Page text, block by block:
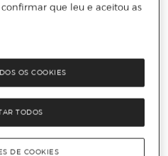
que leu e aceitou as
TODOS
OS COOKIES
DE COOKIES